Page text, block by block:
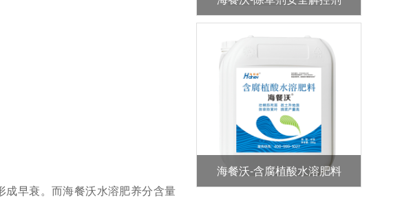
早衰。而海餐沃水溶肥养分含量
海餐沃-含腐植酸水溶肥料